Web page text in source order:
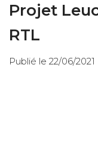
Projet
RTL
Publié le 22/06/2021